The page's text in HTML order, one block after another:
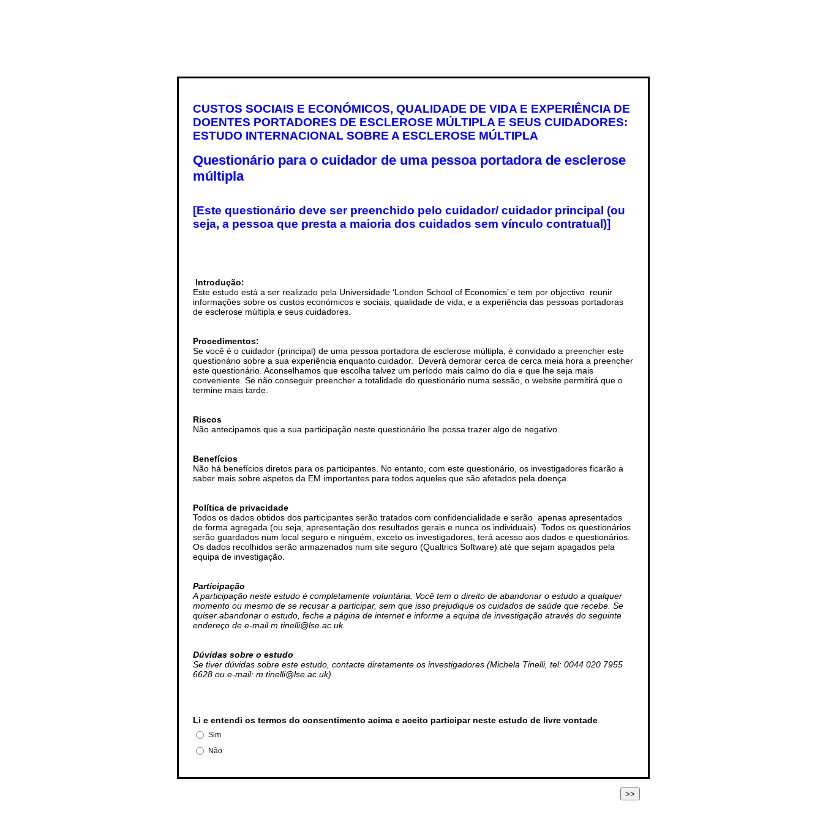
CUSTOS SOCIAIS E ECONÓMICOS, QUALIDADE DE VIDA E EXPERIÊNCIA DE
DOENTES PORTADORES DE ESCLEROSE MÚLTIPLA E SEUS CUIDADORES:
ESTUDO INTERNACIONAL SOBRE A ESCLEROSE MÚLTIPLA
Questionário para o cuidador de uma pessoa portadora de esclerose
múltipla
[Este questionário deve ser preenchido pelo cuidador/ cuidador principal (ou
seja, a pessoa que presta a maioria dos cuidados sem vínculo contratual)]
Introdução:
Este estudo está a ser realizado pela Universidade ‘London School of Economics’ e tem por objectivo reunir
informações sobre os custos económicos e sociais, qualidade de vida, e a experiência das pessoas portadoras
de esclerose múltipla e seus cuidadores.
Procedimentos:
Se você é o cuidador (principal) de uma pessoa portadora de esclerose múltipla, é convidado a preencher este
questionário sobre a sua experiência enquanto cuidador. Deverá demorar cerca de cerca meia hora a preencher
este questionário. Aconselhamos que escolha talvez um período mais calmo do dia e que lhe seja mais
conveniente. Se não conseguir preencher a totalidade do questionário numa sessão, o website permitirá que o
termine mais tarde.
Riscos
Não antecipamos que a sua participação neste questionário lhe possa trazer algo de negativo.
Benefícios
Não há benefícios diretos para os participantes. No entanto, com este questionário, os investigadores ficarão a
saber mais sobre aspetos da EM importantes para todos aqueles que são afetados pela doença.
Política de privacidade
Todos os dados obtidos dos participantes serão tratados com confidencialidade e serão apenas apresentados
de forma agregada (ou seja, apresentação dos resultados gerais e nunca os individuais). Todos os questionários
serão guardados num local seguro e ninguém, exceto os investigadores, terá acesso aos dados e questionários.
Os dados recolhidos serão armazenados num site seguro (Qualtrics Software) até que sejam apagados pela
equipa de investigação.
Participação
A participação neste estudo é completamente voluntária. Você tem o direito de abandonar o estudo a qualquer
momento ou mesmo de se recusar a participar, sem que isso prejudique os cuidados de saúde que recebe. Se
quiser abandonar o estudo, feche a página de internet e informe a equipa de investigação através do seguinte
endereço de e-mail m.tinelli@lse.ac.uk.
Dúvidas sobre o estudo
Se tiver dúvidas sobre este estudo, contacte diretamente os investigadores (Michela Tinelli, tel: 0044 020 7955
6628 ou e-mail: m.tinelli@lse.ac.uk).
Li e entendi os termos do consentimento acima e aceito participar neste estudo de livre vontade.
Sim
Não